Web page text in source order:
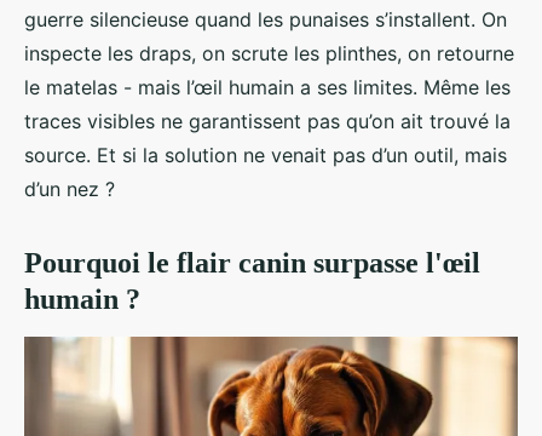
guerre silencieuse quand les punaises s’installent. On
inspecte les draps, on scrute les plinthes, on retourne
le matelas - mais l’œil humain a ses limites. Même les
traces visibles ne garantissent pas qu’on ait trouvé la
source. Et si la solution ne venait pas d’un outil, mais
d’un nez ?
Pourquoi le flair canin surpasse l'œil
humain ?